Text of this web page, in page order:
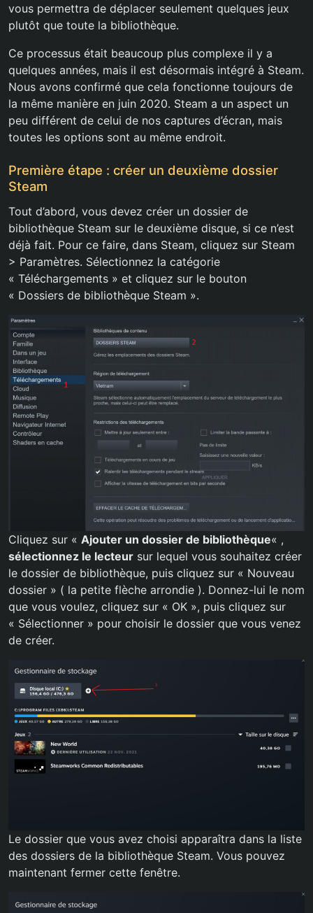
vous permettra de déplacer seulement quelques jeux
plutôt que toute la bibliothèque.
Ce processus était beaucoup plus complexe il y a
quelques années, mais il est désormais intégré à Steam.
Nous avons confirmé que cela fonctionne toujours de
la même manière en juin 2020. Steam a un aspect un
peu différent de celui de nos captures d’écran, mais
toutes les options sont au même endroit.
Première étape : créer un deuxième dossier
Steam
Tout d’abord, vous devez créer un dossier de
bibliothèque Steam sur le deuxième disque, si ce n’est
déjà fait. Pour ce faire, dans Steam, cliquez sur Steam
> Paramètres. Sélectionnez la catégorie
« Téléchargements » et cliquez sur le bouton
« Dossiers de bibliothèque Steam ».
Cliquez sur « Ajouter un dossier de bibliothèque« ,
sélectionnez le lecteur sur lequel vous souhaitez créer
le dossier de bibliothèque, puis cliquez sur « Nouveau
dossier » ( la petite flèche arrondie ). Donnez-lui le nom
que vous voulez, cliquez sur « OK », puis cliquez sur
« Sélectionner » pour choisir le dossier que vous venez
de créer.
Le dossier que vous avez choisi apparaîtra dans la liste
des dossiers de la bibliothèque Steam. Vous pouvez
maintenant fermer cette fenêtre.